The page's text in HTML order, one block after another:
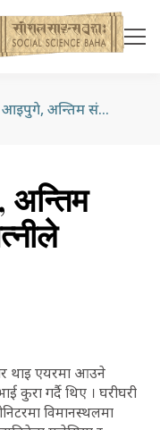
पति बाकसमा आइपुगे, अन्तिम संस्कार गर्न पाइनन् पत्नीले
अन्तिम
थाइ एयरमा आउने
कुरा गर्दै थिए । घरीघरी
विमानस्थलमा